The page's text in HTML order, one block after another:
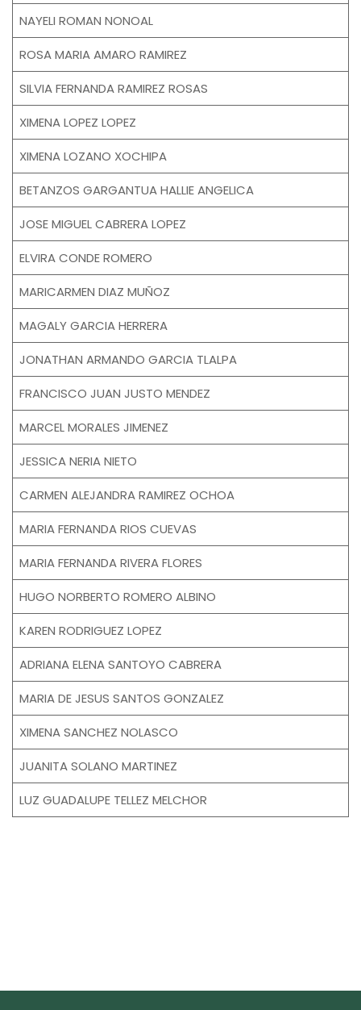
NAYELI ROMAN NONOAL
ROSA MARIA AMARO RAMIREZ
SILVIA FERNANDA RAMIREZ ROSAS
XIMENA LOPEZ LOPEZ
XIMENA LOZANO XOCHIPA
BETANZOS GARGANTUA HALLIE ANGELICA
JOSE MIGUEL CABRERA LOPEZ
ELVIRA CONDE ROMERO
MARICARMEN DIAZ MUÑOZ
MAGALY GARCIA HERRERA
JONATHAN ARMANDO GARCIA TLALPA
FRANCISCO JUAN JUSTO MENDEZ
MARCEL MORALES JIMENEZ
JESSICA NERIA NIETO
CARMEN ALEJANDRA RAMIREZ OCHOA
MARIA FERNANDA RIOS CUEVAS
MARIA FERNANDA RIVERA FLORES
HUGO NORBERTO ROMERO ALBINO
KAREN RODRIGUEZ LOPEZ
ADRIANA ELENA SANTOYO CABRERA
MARIA DE JESUS SANTOS GONZALEZ
XIMENA SANCHEZ NOLASCO
JUANITA SOLANO MARTINEZ
LUZ GUADALUPE TELLEZ MELCHOR